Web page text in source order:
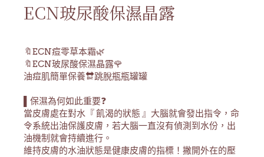
ECN玻尿酸保濕晶露
🔖ECN痘零草本霜🌿
🔖ECN玻尿酸保濕晶露🌹
油痘肌簡單保養🔛跳脫瓶瓶罐罐
▌保濕為何如此重要❓
當皮膚處在對水『 飢渴的狀態 』大腦就會發出指令，命
令系統出油保護皮膚，若大腦一直沒有偵測到水份，出
油機制就會持續進行。
維持皮膚的水油狀態是健康皮膚的指標！撇開外在的壓